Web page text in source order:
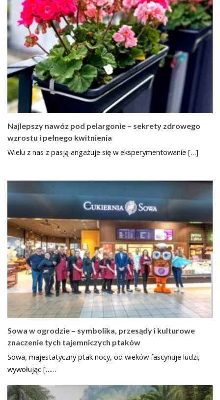
Najlepszy nawóz pod pelargonie – sekrety zdrowego
wzrostu i pełnego kwitnienia
Wielu z nas z pasją angażuje się w eksperymentowanie […]
Sowa w ogrodzie – symbolika, przesądy i kulturowe
znaczenie tych tajemniczych ptaków
Sowa, majestatyczny ptak nocy, od wieków fascynuje ludzi,
wywołując [……